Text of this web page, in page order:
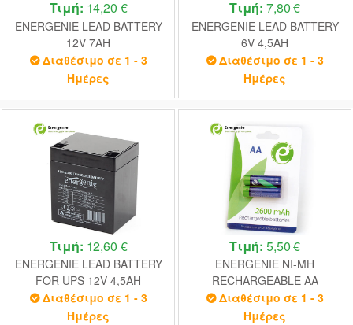
Τιμή: 14,20 €
ENERGENIE LEAD BATTERY
12V 7AH
Διαθέσιμο σε 1 - 3
Ημέρες
Τιμή: 7,80 €
ENERGENIE LEAD BATTERY
6V 4,5AH
Διαθέσιμο σε 1 - 3
Ημέρες
Τιμή: 12,60 €
ENERGENIE LEAD BATTERY
FOR UPS 12V 4,5AH
Διαθέσιμο σε 1 - 3
Ημέρες
Τιμή: 5,50 €
ENERGENIE NI-MH
RECHARGEABLE AA
BATTERIES 2600MAH 2PCS
RETAIL PACK
Διαθέσιμο σε 1 - 3
Ημέρες